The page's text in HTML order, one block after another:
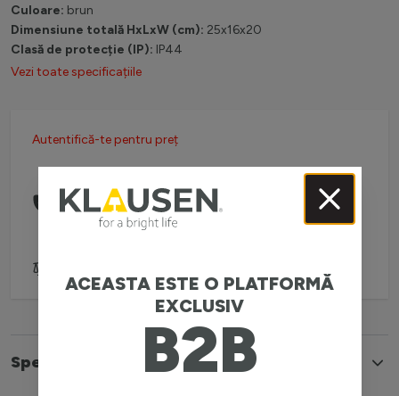
Culoare: brun
Dimensiune totală HxLxW (cm): 25x16x20
Clasă de protecție (IP): IP44
Vezi toate specificațiile
Autentifică-te pentru preț
Comanda telefonic la:
0738 757 210
(L-V: 08:30-16:00)
Specificatii
ACEASTA ESTE O PLATFORMĂ
EXCLUSIV
B2B